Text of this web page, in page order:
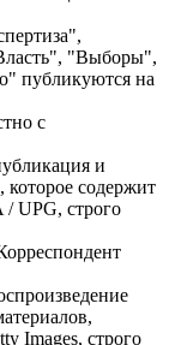
"Выборы",
публикуются на
с
и
которое содержит
UPG, строго
Images, строго